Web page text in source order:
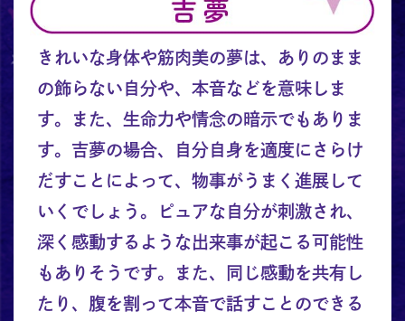
きれいな身体や筋肉美の夢は、ありのまま
の飾らない自分や、本音などを意味しま
す。また、生命力や情念の暗示でもありま
す。吉夢の場合、自分自身を適度にさらけ
だすことによって、物事がうまく進展して
いくでしょう。ピュアな自分が刺激され、
深く感動するような出来事が起こる可能性
もありそうです。また、同じ感動を共有し
たり、腹を割って本音で話すことのできる